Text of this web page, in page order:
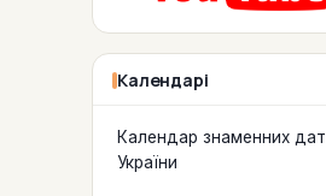
Календарі
Календар знаменних дат
України